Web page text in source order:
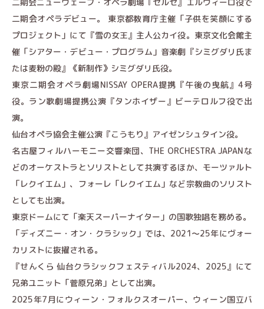
二期会オペラデビュー。 東京都教育庁主催「子供を笑顔にする
プロジェクト」にて『雪の女王』主人公カイ役。東京文化会館主
催「シアター・デビュー・プログラム」音楽劇『シミグダリ氏ま
たは麦粉の殿』《新制作》シミグダリ氏役。
東京二期会オペラ劇場NISSAY OPERA提携『午後の曳航』4号
役。ラン歌劇場提携公演『タンホイザー』ビーテロルフ役で出
演。
仙台オペラ協会主催公演『こうもり』アイゼンシュタイン役。
名古屋フィルハーモニー交響楽団、THE ORCHESTRA JAPANな
どのオーケストラとソリストとして共演するほか、モーツァルト
「レクイエム」、フォーレ「レクイエム」など宗教曲のソリスト
としても出演。
東京ドームにて「楽天スーパーナイター」の国歌独唱を務める。
「ディズニー・オン・クラシック」では、2021〜25年にヴォー
カリストに抜擢される。
『せんくら 仙台クラシックフェスティバル2024、2025』にて
兄弟ユニット「菅原兄弟」として出演。
2025年7月にウィーン・フォルクスオーパー、ウィーン国立バ